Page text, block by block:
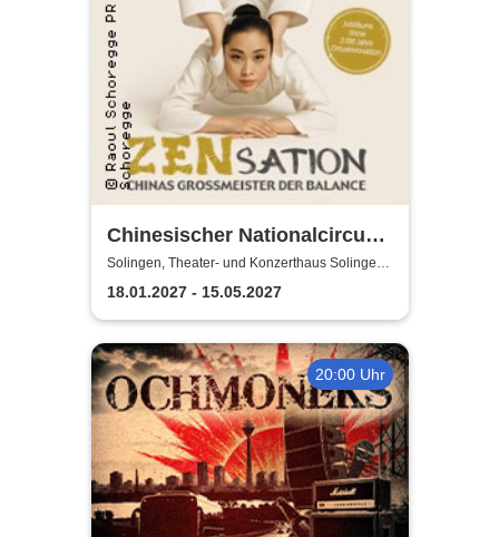
Chinesischer Nationalcircus -
ZENsation - Chinas
Grossmeister der Balance
Solingen, Theater- und Konzerthaus Solingen
Pina-Bausch-Saal
18.01.2027 - 15.05.2027
20:00 Uhr